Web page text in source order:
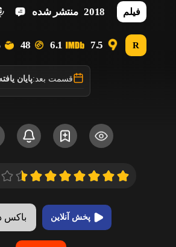
فیلم 2018 منتشر شده
R
7.5
6.1
48
قسمت بعد:پایان
پخش آنلاین باکس